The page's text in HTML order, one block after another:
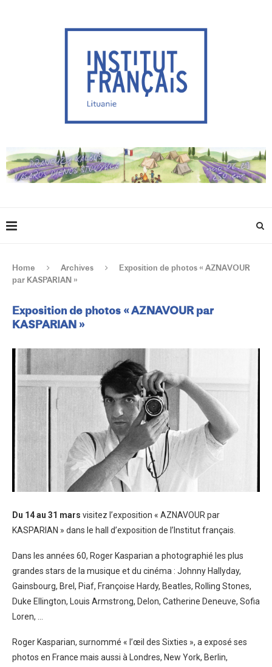
Home Archives
Exposition de photos « AZNAVOUR
par KASPARIAN »
Exposition de photos « AZNAVOUR par
KASPARIAN »
Du 14 au 31 mars visitez l’exposition « AZNAVOUR par
KASPARIAN » dans le hall d’exposition de l’Institut français.
Dans les années 60, Roger Kasparian a photographié les plus
grandes stars de la musique et du cinéma : Johnny Hallyday,
Gainsbourg, Brel, Piaf, Françoise Hardy, Beatles, Rolling Stones,
Duke Ellington, Louis Armstrong, Delon, Catherine Deneuve, Sofia
Loren, …
Roger Kasparian, surnommé « l’œil des Sixties », a exposé ses
photos en France mais aussi à Londres, New York, Berlin,